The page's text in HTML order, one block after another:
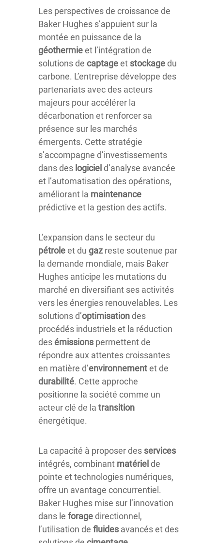
Les perspectives de croissance de
Baker Hughes s’appuient sur la
montée en puissance de la
géothermieet l’intégration de
solutions de captageet stockage du
carbone. L’entreprise développe des
partenariats avec des acteurs
majeurs pour accélérer la
décarbonation et renforcer sa
présence sur les marchés
émergents. Cette stratégie
s’accompagne d’investissements
dans des logiciel d’analyse avancée
et l’automatisation des opérations,
améliorant la maintenance
prédictive et la gestion des actifs.
L’expansion dans le secteur du
pétroleet du gaz reste soutenue par
la demande mondiale, mais Baker
Hughes anticipe les mutations du
marché en diversifiant ses activités
vers les énergies renouvelables. Les
solutions d’optimisation des
procédés industriels et la réduction
desémissions permettent de
répondre aux attentes croissantes
en matière d’environnementet de
durabilité. Cette approche
positionne la société comme un
acteur clé de la transition
énergétique.
La capacité à proposer des services
intégrés, combinant matériel de
pointe et technologies numériques,
offre un avantage concurrentiel.
Baker Hughes mise sur l’innovation
dans le forage directionnel,
l’utilisation de fluides avancés et des